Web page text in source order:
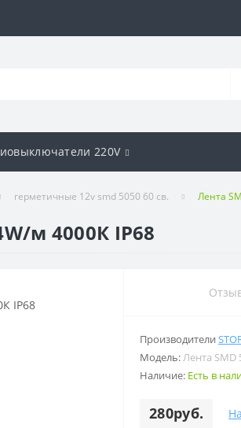
220V
герметичные 12v smd 5050 60 св. Лента
м 4000К IP68
Производители
Модель:Лента SMD
Наличие: Есть в
280руб.